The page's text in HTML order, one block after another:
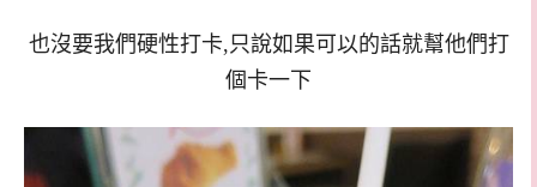
也沒要我們硬性打卡,只說如果可以的話就幫他們打
個卡一下